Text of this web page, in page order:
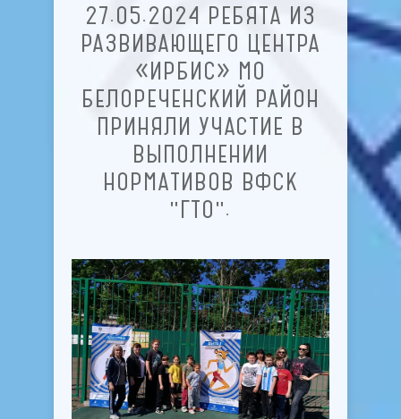
27.05.2024 РЕБЯТА ИЗ
РАЗВИВАЮЩЕГО ЦЕНТРА
«ИРБИС» МО
БЕЛОРЕЧЕНСКИЙ РАЙОН
ПРИНЯЛИ УЧАСТИЕ В
ВЫПОЛНЕНИИ
НОРМАТИВОВ ВФСК
"ГТО".